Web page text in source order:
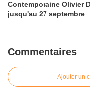
Contemporaine Olivier
jusqu'au 27 septembre
Commentaires
Ajouter un